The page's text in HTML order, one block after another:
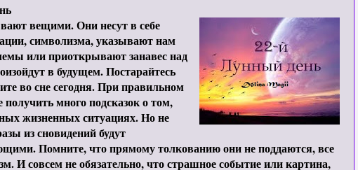
вещими. Они несут в себе
символизма, указывают нам
или приоткрывают занавес над
в будущем. Постарайтесь
во сне сегодня. При правильном
много подсказок о том,
жизненных ситуациях. Но не
из сновидений будут
Помните, что прямому толкованию они не поддаются, все
И совсем не обязательно, что страшное событие или картина,